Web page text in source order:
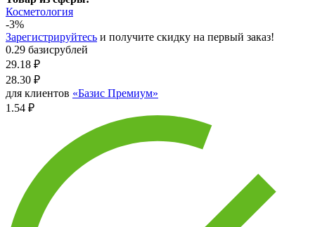
Косметология
-3%
Зарегистрируйтесь и получите скидку на первый заказ!
0.29 базисрублей
29.18 ₽
28.30 ₽
для клиентов «Базис Премиум»
1.54 ₽